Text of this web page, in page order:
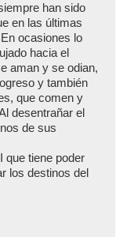
han sido
en las últimas
ocasiones lo
hacia el
aman y se odian,
y también
que comen y
desentrañar el
de sus
que tiene poder
los destinos del